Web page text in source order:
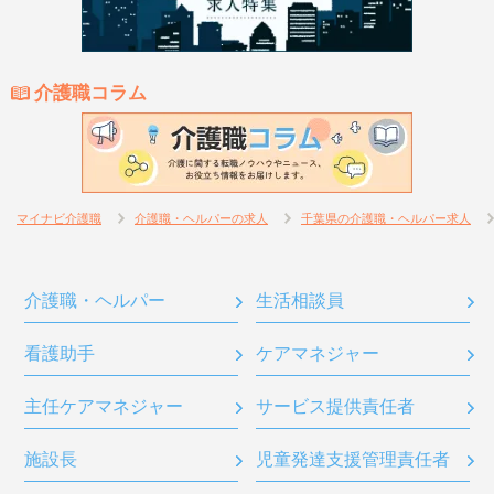
介護職コラム
マイナビ介護職 介護職・ヘルパーの求人 千葉県の介護職・ヘルパー求人
介護職・ヘルパー 生活相談員
看護助手 ケアマネジャー
主任ケアマネジャー サービス提供責任者
施設長 児童発達支援管理責任者